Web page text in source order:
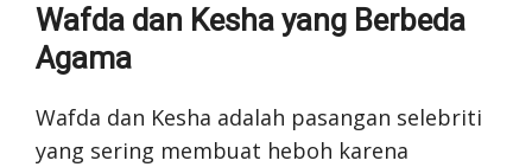
Wafda dan Kesha yang Berbeda
Agama
Wafda dan Kesha adalah pasangan selebriti
yang sering membuat heboh karena